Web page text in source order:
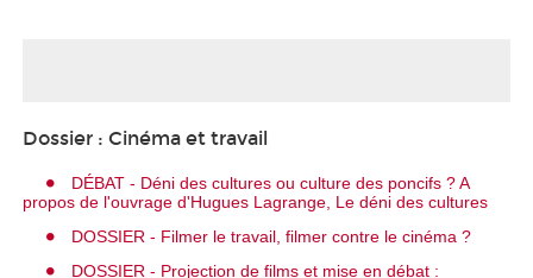
Dossier : Cinéma et travail
DÉBAT - Déni des cultures ou culture des poncifs ? A
propos de l'ouvrage d'Hugues Lagrange, Le déni des cultures
DOSSIER - Filmer le travail, filmer contre le cinéma ?
DOSSIER - Projection de films et mise en débat :